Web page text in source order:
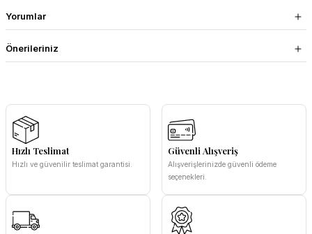
Yorumlar
Önerileriniz
Hızlı Teslimat
Hızlı ve güvenilir teslimat garantisi.
Güvenli Alışveriş
Alışverişlerinizde güvenli ödeme
seçenekleri.